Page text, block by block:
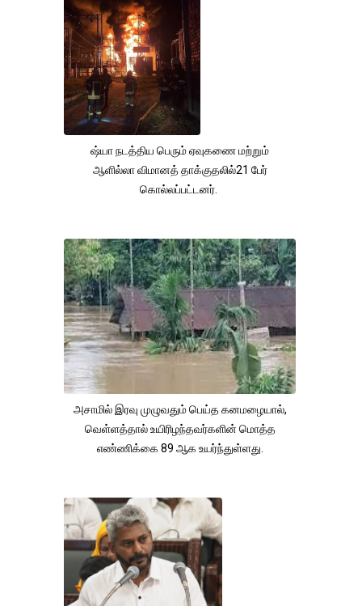
ஷ்யா நடத்திய பெரும் ஏவுகணை மற்றும்
ஆளில்லா விமானத் தாக்குதலில்21 பேர்
கொல்லப்பட்டனர்.
அசாமில் இரவு முழுவதும் பெய்த கனமழையால்,
வெள்ளத்தால் உயிரிழந்தவர்களின் மொத்த
எண்ணிக்கை 89 ஆக உயர்ந்துள்ளது.